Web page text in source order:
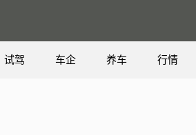
试驾 车企 养车 行情